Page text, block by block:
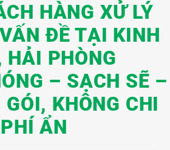
HÀNG XỬ LÝ
ĐỀ TẠI KINH
HẢI PHÒNG
– SẠCH SẼ –
KHÔNG CHI
PHÍ ẨN